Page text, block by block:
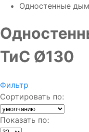
Одностенные
ТиС Ø130
Фильтр
Сортировать по:
Показать по: